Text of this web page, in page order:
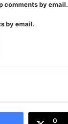
comments by email.
by email.
0